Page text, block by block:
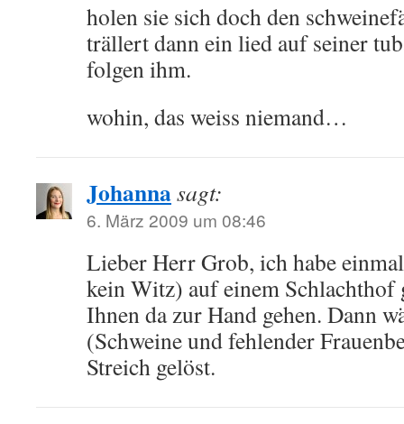
holen sie sich doch den
trällert dann ein lied auf seiner
folgen ihm.
wohin, das weiss niemand…
Johannasagt:
6. März 2009 um 08:46
Lieber Herr Grob, ich habe
kein Witz) auf einem Schlachthof
Ihnen da zur Hand gehen. Dann
(Schweine und fehlender
Streich gelöst.